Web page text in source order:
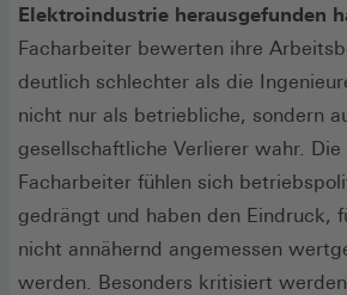
Elektroindustrie herausgefunden
Facharbeiter bewerten ihre
deutlich schlechter als die
nicht nur als betriebliche, sondern
gesellschaftliche Verlierer wahr.
Facharbeiter fühlen sich
gedrängt und haben den Eindruck,
nicht annähernd angemessen
werden. Besonders kritisiert